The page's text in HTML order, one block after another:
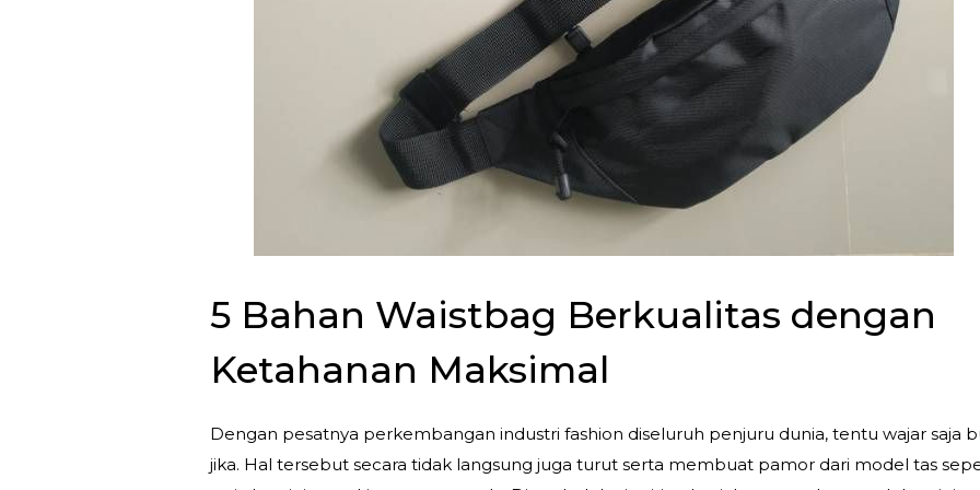
5 Bahan Waistbag Berkualitas dengan
Ketahanan Maksimal
Dengan pesatnya perkembangan industri fashion diseluruh penjuru dunia, tentu wajar saja
jika. Hal tersebut secara tidak langsung juga turut serta membuat pamor dari model tas